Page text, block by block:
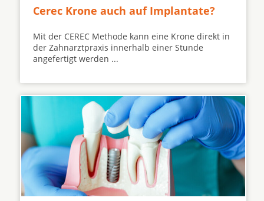
Cerec Krone auch auf Implantate?
Mit der CEREC Methode kann eine Krone direkt in
der Zahnarztpraxis innerhalb einer Stunde
angefertigt werden ...